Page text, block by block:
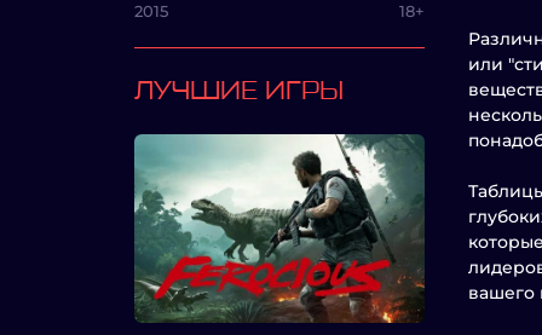
2015 18+
ЛУЧШИЕ ИГРЫ
или
вашего